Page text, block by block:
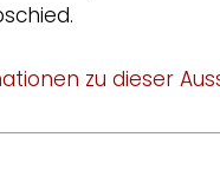
zu dieser